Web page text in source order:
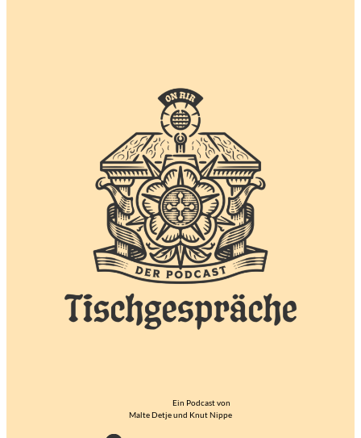
Ein Podcast von
Malte Detje und Knut Nippe